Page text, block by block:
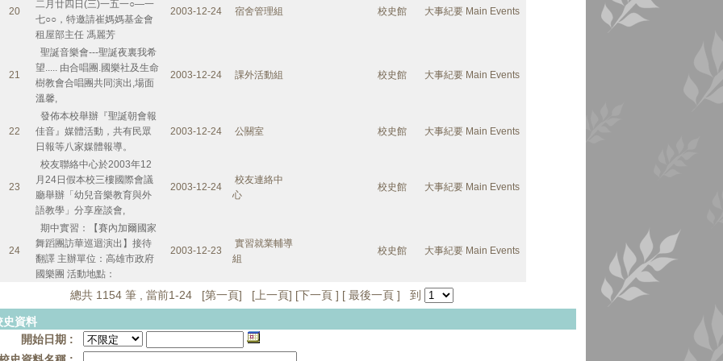
20
二月廿四日(三)一五一○—一
七○○，特邀請崔媽媽基金會
租屋部主任 馮麗芳
2003-12-24 宿舍管理組 校史館 大事紀要 Main Events
21
聖誕音樂會---聖誕夜裏我希
望..... 由合唱團.國樂社及生命
樹教會合唱團共同演出,場面
溫馨,
2003-12-24 課外活動組 校史館 大事紀要 Main Events
22
發佈本校舉辦『聖誕朝會報
佳音』媒體活動，共有民眾
日報等八家媒體報導。
2003-12-24 公關室 校史館 大事紀要 Main Events
23
校友聯絡中心於2003年12
月24日假本校三樓國際會議
廳舉辦「幼兒音樂教育與外
語教學」分享座談會,
2003-12-24
校友連絡中
心
校史館 大事紀要 Main Events
24
期中實習：【賽內加爾國家
舞蹈團訪華巡迴演出】接待
翻譯 主辦單位：高雄市政府
國樂團 活動地點：
2003-12-23
實習就業輔導
組
校史館 大事紀要 Main Events
總共 1154 筆 , 當前1-24 [第一頁] [上一頁] [下一頁 ] [最後一頁 ] 到
史資料
開始日期 :